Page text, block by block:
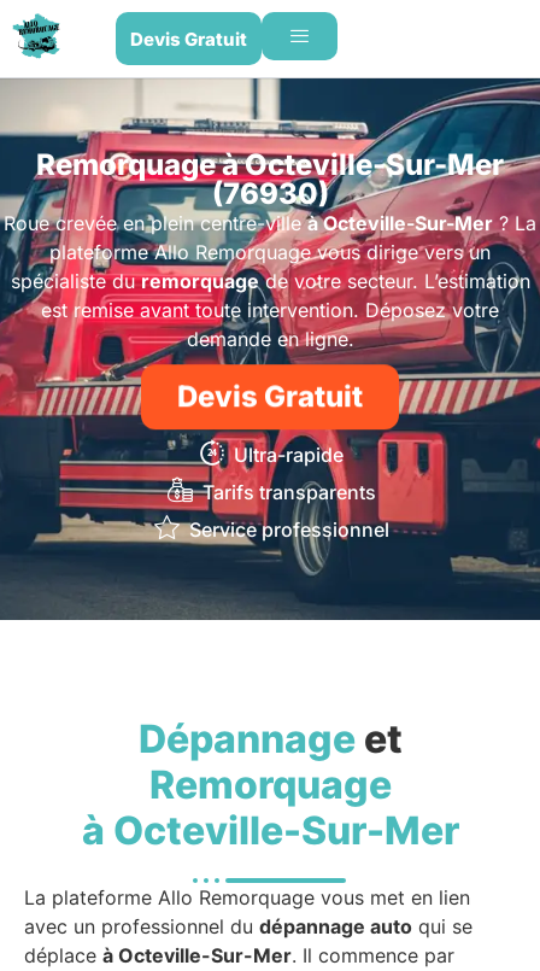
Devis Gratuit
Remorquage à Octeville-Sur-Mer
(76930)
Roue crevée en plein centre-villeà Octeville-Sur-Mer? La
plateforme Allo Remorquage vous dirige vers un
spécialiste duremorquagede votre secteur. L’estimation
est remise avant toute intervention. Déposez votre
demande en ligne.
Devis Gratuit
Ultra-rapide
Tarifs transparents
Service professionnel
Dépannageet
Remorquage
à Octeville-Sur-Mer
La plateforme Allo Remorquage vous met en lien
avec un professionnel du dépannage auto qui se
déplace à Octeville-Sur-Mer. Il commence par